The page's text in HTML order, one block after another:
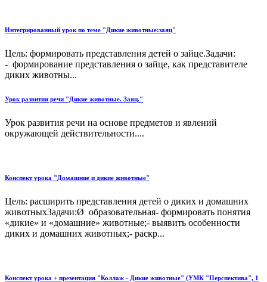
Интегрированный урок по теме "Дикие животные:заяц"
Цель: формировать представления детей о зайце.Задачи:
- формирование представления о зайце, как представителе
диких животны...
Урок развития речи "Дикие животные. Заяц."
Урок развития речи на основе предметов и явлений
окружающей действительности....
Конспект урока "Домашние и дикие животные"
Цель: расширить представления детей о диких и домашних
животныхЗадачи:Ø образовательная- формировать понятия
«дикие» и «домашние» животные;- выявить особенности
диких и домашних животных;- раскр...
Конспект урока + презентация "Коллаж - Дикие животные" (УМК "Перспектива", 1